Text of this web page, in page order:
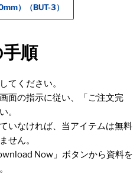
）（BUT-3）
順
てください。
面の指示に従い、「ご注文完
。
いなければ、当アイテムは無料
せん。
Now」ボタンから資料を